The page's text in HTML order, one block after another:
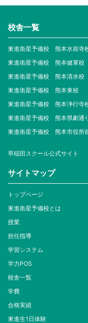
校舎一覧
東進衛星予備校 熊本水前寺
東進衛星予備校 熊本健軍校
東進衛星予備校 熊本清水校
東進衛星予備校 熊本東校
東進衛星予備校 熊本浄行寺
東進衛星予備校 熊本県劇通
東進衛星予備校 熊本市役所
早稲田スクール公式サイト
サイトマップ
トップページ
東進衛星予備校とは
授業
担任指導
学習システム
学力POS
校舎一覧
学費
合格実績
東進生1日体験